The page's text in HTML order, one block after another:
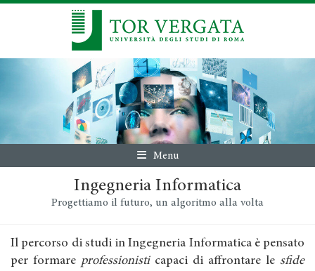
Menu
Ingegneria Informatica
Progettiamo il futuro, un algoritmo alla volta
Il percorso di studi in Ingegneria Informatica è pensato
per formare professionisticapaci di affrontare le sfide